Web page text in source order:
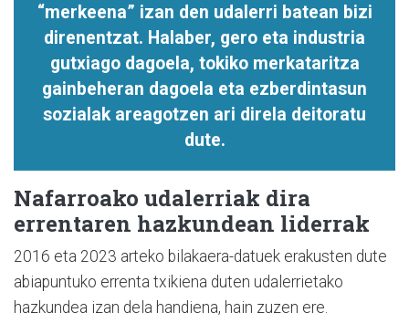
“merkeena” izan den udalerri batean bizi
direnentzat. Halaber, gero eta industria
gutxiago dagoela, tokiko merkataritza
gainbeheran dagoela eta ezberdintasun
sozialak areagotzen ari direla deitoratu
dute.
Nafarroako udalerriak dira
errentaren hazkundean liderrak
2016 eta 2023 arteko bilakaera-datuek erakusten dute
abiapuntuko errenta txikiena duten udalerrietako
hazkundea izan dela handiena, hain zuzen ere.